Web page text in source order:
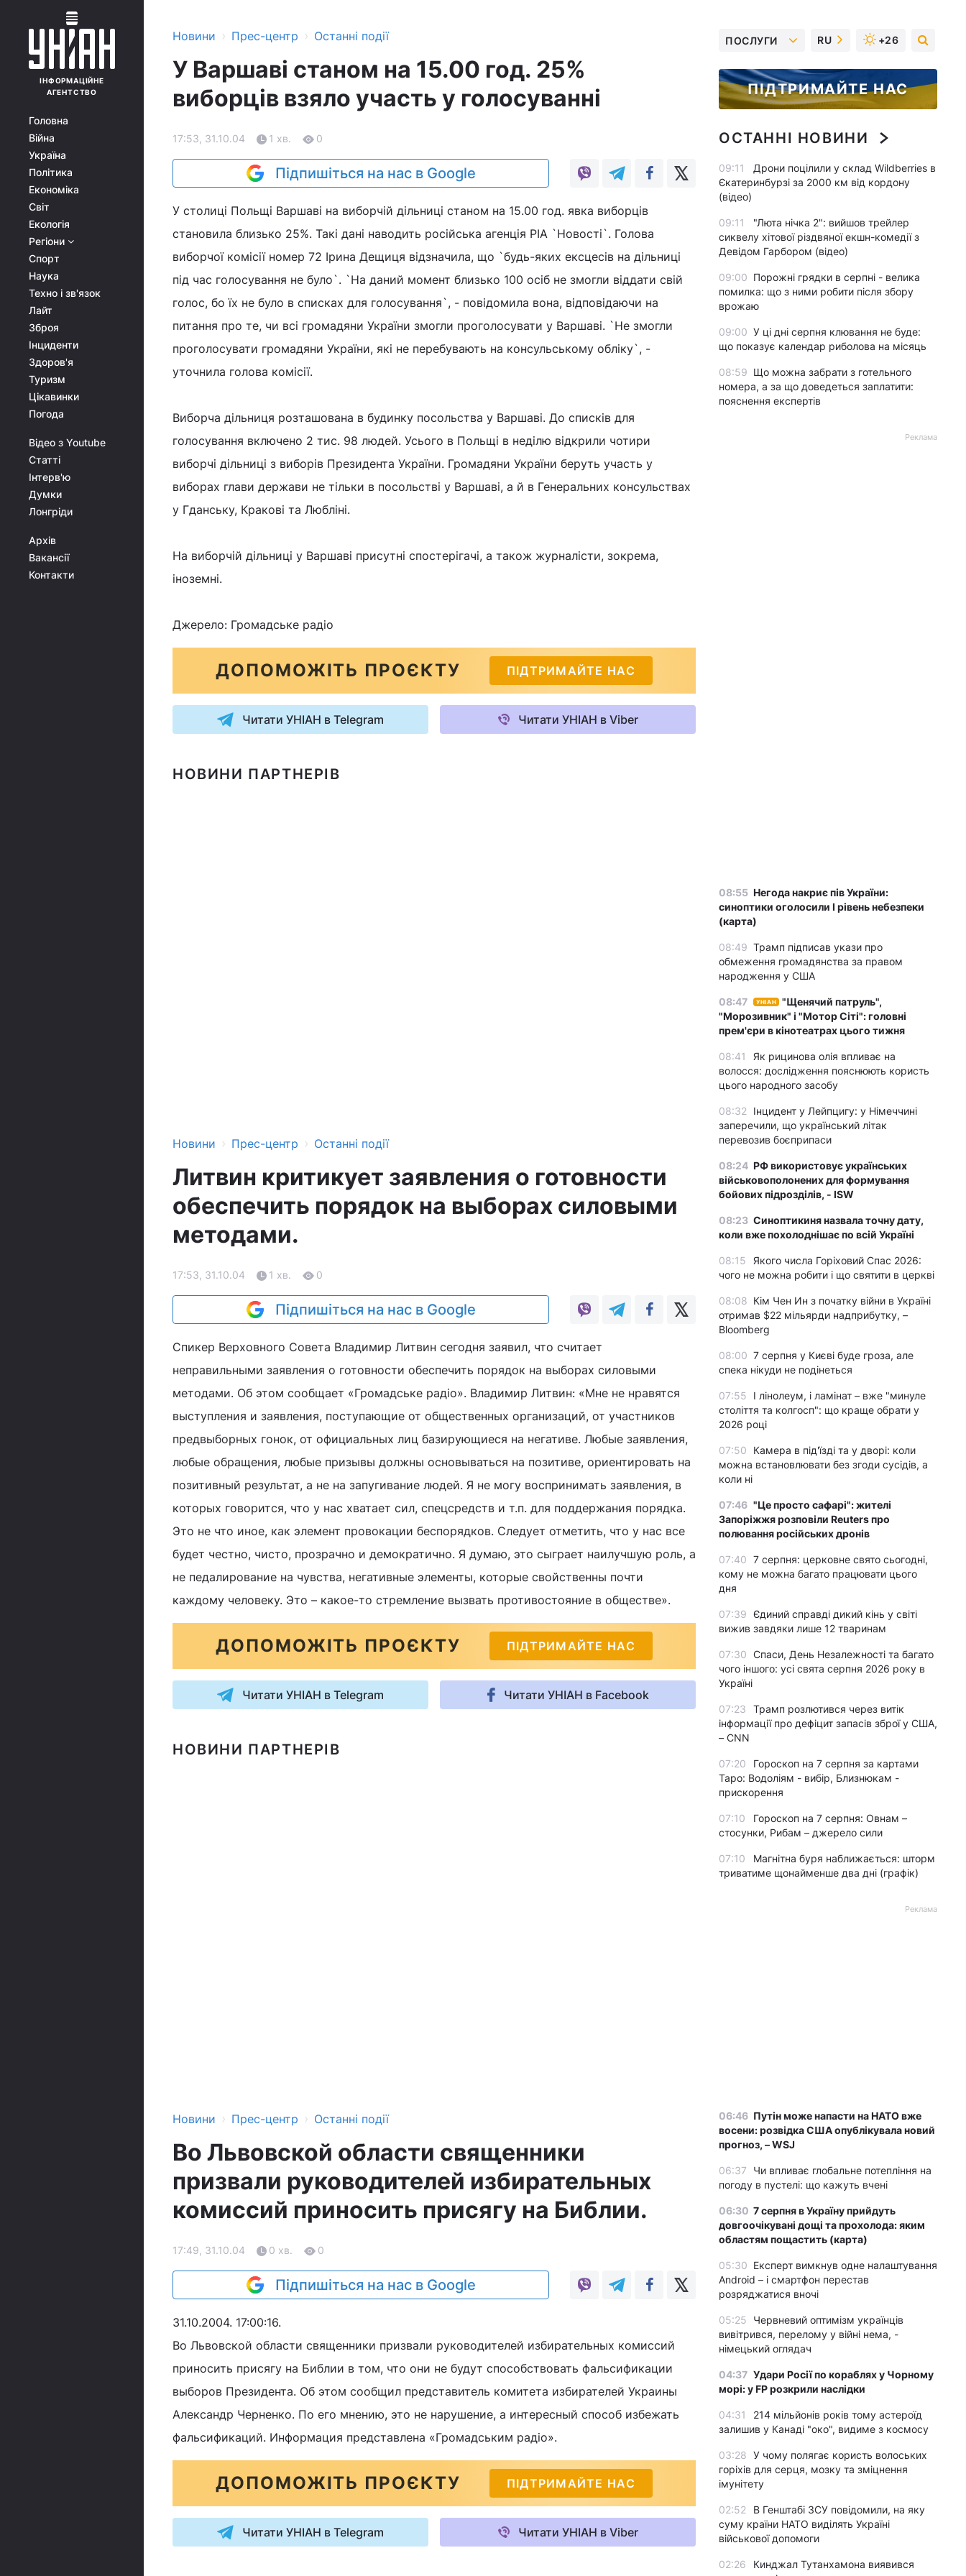
ІНФОРМАЦІЙНЕ
АГЕНТСТВО
Головна
Війна
Україна
Політика
Економіка
Світ
Екологія
Регіони
Спорт
Наука
Техно і зв'язок
Лайт
Зброя
Інциденти
Здоров'я
Туризм
Цікавинки
Погода
Відео з Youtube
Статті
Інтерв'ю
Думки
Лонгріди
Архів
Вакансії
Контакти
Новини › Прес-центр › Останні події
У Варшаві станом на 15.00 год. 25%
виборців взяло участь у голосуванні
17:53, 31.10.04 1 хв. 0
Підпишіться на нас в Google
У столиці Польщі Варшаві на виборчій дільниці станом на 15.00 год. явка виборців
становила близько 25%. Такі дані наводить російська агенція РІА `Новості`. Голова
виборчої комісії номер 72 Ірина Дещиця відзначила, що `будь-яких ексцесів на дільниці
під час голосування не було`. `На даний момент близько 100 осіб не змогли віддати свій
голос, бо їх не було в списках для голосування`, - повідомила вона, відповідаючи на
питання про те, чи всі громадяни України змогли проголосувати у Варшаві. `Не змогли
проголосувати громадяни України, які не перебувають на консульському обліку`, -
уточнила голова комісії.
Виборча дільниця розташована в будинку посольства у Варшаві. До списків для
голосування включено 2 тис. 98 людей. Усього в Польщі в неділю відкрили чотири
виборчі дільниці з виборів Президента України. Громадяни України беруть участь у
виборах глави держави не тільки в посольстві у Варшаві, а й в Генеральних консульствах
у Гданську, Кракові та Любліні.
На виборчій дільниці у Варшаві присутні спостерігачі, а також журналісти, зокрема,
іноземні.
Джерело: Громадське радіо
ДОПОМОЖІТЬ ПРОЄКТУ ПІДТРИМАЙТЕ НАС
Читати УНІАН в Telegram Читати УНІАН в Viber
НОВИНИ ПАРТНЕРІВ
Новини › Прес-центр › Останні події
Литвин критикует заявления о готовности
обеспечить порядок на выборах силовыми
методами.
17:53, 31.10.04 1 хв. 0
Підпишіться на нас в Google
Спикер Верховного Совета Владимир Литвин сегодня заявил, что считает
неправильными заявления о готовности обеспечить порядок на выборах силовыми
методами. Об этом сообщает «Громадське радіо». Владимир Литвин: «Мне не нравятся
выступления и заявления, поступающие от общественных организаций, от участников
предвыборных гонок, от официальных лиц базирующиеся на негативе. Любые заявления,
любые обращения, любые призывы должны основываться на позитиве, ориентировать на
позитивный результат, а не на запугивание людей. Я не могу воспринимать заявления, в
которых говорится, что у нас хватает сил, спецсредств и т.п. для поддержания порядка.
Это не что иное, как элемент провокации беспорядков. Следует отметить, что у нас все
будет честно, чисто, прозрачно и демократично. Я думаю, это сыграет наилучшую роль, а
не педалирование на чувства, негативные элементы, которые свойственны почти
каждому человеку. Это – какое-то стремление вызвать противостояние в обществе».
ДОПОМОЖІТЬ ПРОЄКТУ ПІДТРИМАЙТЕ НАС
Читати УНІАН в Telegram Читати УНІАН в Facebook
НОВИНИ ПАРТНЕРІВ
Новини › Прес-центр › Останні події
Во Львовской области священники
призвали руководителей избирательных
комиссий приносить присягу на Библии.
17:49, 31.10.04 0 хв. 0
Підпишіться на нас в Google
31.10.2004. 17:00:16.
Во Львовской области священники призвали руководителей избирательных комиссий
приносить присягу на Библии в том, что они не будут способствовать фальсификации
выборов Президента. Об этом сообщил представитель комитета избирателей Украины
Александр Черненко. По его мнению, это не нарушение, а интересный способ избежать
фальсификаций. Информация представлена «Громадським радіо».
ДОПОМОЖІТЬ ПРОЄКТУ ПІДТРИМАЙТЕ НАС
Читати УНІАН в Telegram Читати УНІАН в Viber
ПОСЛУГИ RU +26
ПІДТРИМАЙТЕ НАС
ОСТАННІ НОВИНИ
09:11
Дрони поцілили у склад Wildberries в
Єкатеринбурзі за 2000 км від кордону
(відео)
09:11
"Люта нічка 2": вийшов трейлер
сиквелу хітової різдвяної екшн-комедії з
Девідом Гарбором (відео)
09:00 Порожні грядки в серпні - велика
помилка: що з ними робити після збору
врожаю
09:00 У ці дні серпня клювання не буде:
що показує календар риболова на місяць
08:59 Що можна забрати з готельного
номера, а за що доведеться заплатити:
пояснення експертів
Реклама
08:55 Негода накриє пів України:
синоптики оголосили І рівень небезпеки
(карта)
08:49 Трамп підписав укази про
обмеження громадянства за правом
народження у США
08:47 УНІАН
"Щенячий патруль",
"Морозивник" і "Мотор Сіті": головні
прем'єри в кінотеатрах цього тижня
08:41
Як рицинова олія впливає на
волосся: дослідження пояснюють користь
цього народного засобу
08:32
Інцидент у Лейпцигу: у Німеччині
заперечили, що український літак
перевозив боєприпаси
08:24 РФ використовує українських
військовополонених для формування
бойових підрозділів, - ISW
08:23 Синоптикиня назвала точну дату,
коли вже похолоднішає по всій Україні
08:15
Якого числа Горіховий Спас 2026:
чого не можна робити і що святити в церкві
08:08 Кім Чен Ин з початку війни в Україні
отримав $22 мільярди надприбутку, –
Bloomberg
08:00 7 серпня у Києві буде гроза, але
спека нікуди не подінеться
07:55
І лінолеум, і ламінат – вже "минуле
століття та колгосп": що краще обрати у
2026 році
07:50
Камера в під'їзді та у дворі: коли
можна встановлювати без згоди сусідів, а
коли ні
07:46 "Це просто сафарі": жителі
Запоріжжя розповіли Reuters про
полювання російських дронів
07:40 7 серпня: церковне свято сьогодні,
кому не можна багато працювати цього
дня
07:39 Єдиний справді дикий кінь у світі
вижив завдяки лише 12 тваринам
07:30 Спаси, День Незалежності та багато
чого іншого: усі свята серпня 2026 року в
Україні
07:23
Трамп розлютився через витік
інформації про дефіцит запасів зброї у США,
– CNN
07:20
Гороскоп на 7 серпня за картами
Таро: Водоліям - вибір, Близнюкам -
прискорення
07:10
Гороскоп на 7 серпня: Овнам –
стосунки, Рибам – джерело сили
07:10
Магнітна буря наближається: шторм
триватиме щонайменше два дні (графік)
Реклама
06:46 Путін може напасти на НАТО вже
восени: розвідка США опублікувала новий
прогноз, – WSJ
06:37
Чи впливає глобальне потепління на
погоду в пустелі: що кажуть вчені
06:30 7 серпня в Україну прийдуть
довгоочікувані дощі та прохолода: яким
областям пощастить (карта)
05:30 Експерт вимкнув одне налаштування
Android – і смартфон перестав
розряджатися вночі
05:25
Червневий оптимізм українців
вивітрився, перелому у війні нема, -
німецький оглядач
04:37 Удари Росії по кораблях у Чорному
морі: у FP розкрили наслідки
04:31
214 мільйонів років тому астероїд
залишив у Канаді "око", видиме з космосу
03:28 У чому полягає користь волоських
горіхів для серця, мозку та зміцнення
імунітету
02:52
В Генштабі ЗСУ повідомили, на яку
суму країни НАТО виділять Україні
військової допомоги
02:26
Кинджал Тутанхамона виявився